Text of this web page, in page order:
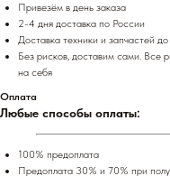
Привезём в день заказа
2-4 дня доставка по России
Доставка техники и запчастей
Без рисков, доставим сами. Все
на себя
Оплата
Любые способы оплаты:
100% предоплата
Предоплата 30% и 70% при